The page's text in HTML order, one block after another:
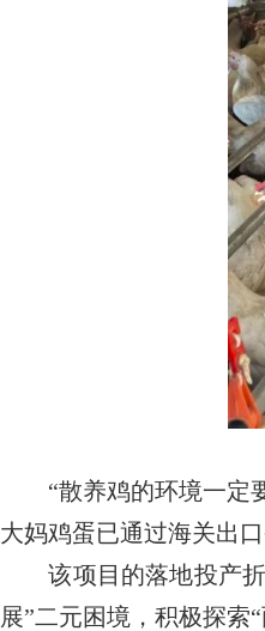
“散养鸡的环境一定要
大妈鸡蛋已通过海关出
该项目的落地投产折
展”二元困境，积极探索